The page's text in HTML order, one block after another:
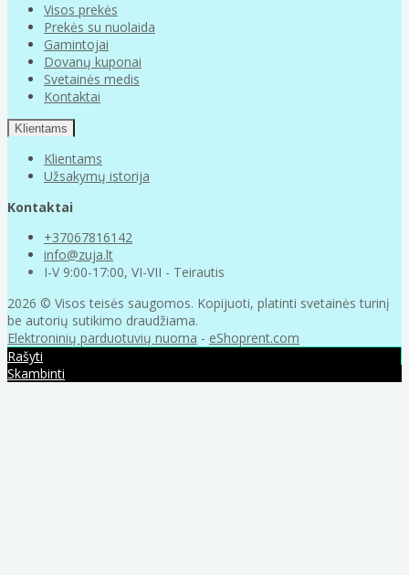
Visos prekės
Prekės su nuolaida
Gamintojai
Dovanų kuponai
Svetainės medis
Kontaktai
Klientams
Klientams
Užsakymų istorija
Kontaktai
+37067816142
info@zuja.lt
I-V 9:00-17:00, VI-VII - Teirautis
2026 © Visos teisės saugomos. Kopijuoti, platinti svetainės turinį
be autorių sutikimo draudžiama.
Elektroninių parduotuvių nuoma - eShoprent.com
Rašyti
Skambinti